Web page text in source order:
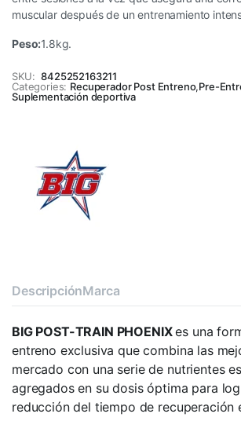
muscular después de un entrenamiento
Peso:1.8kg.
SKU: 8425252163211
Categories: Recuperador Post Entreno,Pre-
Suplementación deportiva
DescripciónMarca
BIG POST-TRAIN PHOENIXes una
entreno exclusiva que combina las
mercado con una serie de nutrientes
agregados en su dosis óptima para
reducción del tiempo de recuperación